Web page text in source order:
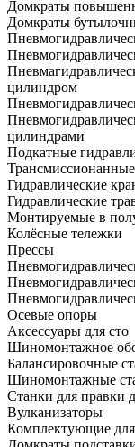
Домкраты
Домкраты
цилиндром
цилиндрами
Подкатные
Гидравлические
Гидравлические
Монтируемые в
Колёсные тележки
Прессы
Осевые опоры
Аксессуары для сто
Шиномонтажное
Балансировочные
Шиномонтажные
Станки для правки
Вулканизаторы
Комплектующие